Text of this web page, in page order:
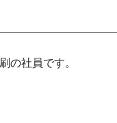
の社員です。